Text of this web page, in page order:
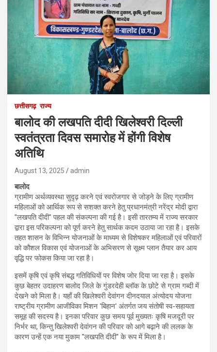
छत्तीसगढ़ राज्य
बालोद की लखपति दीदी खिलेश्वरी दिल्ली
स्वतंत्रता दिवस समारोह में होंगी विशेष
अतिथि
August 13, 2025 admin
बालोद
ग्रामीण अर्थव्यवस्था सुदृढ़ करने एवं स्वरोजगार से जोड़ने के लिए ग्रामीण
महिलाओं को आर्थिक रूप से सशक्त करने हेतु प्रधानमंत्री नरेंद्र मोदी द्वारा
"लखपति दीदी" पहल की संकल्पना की गई है। इसी तारतम्य में राज्य सरकार
द्वारा इस परिकल्पना को पूर्ण करने हेतु सार्थक कदम उठाया जा रहा है। इसके
तहत शासन के विभिन्न योजनाओं के माध्यम से विशेषकर महिलाओं एवं परिवारों
को कौशल विकास एवं योजनाओं के अभिसरण से सूक्ष्म प्लान तैयार कर आय
वृद्धि पर फोकस किया जा रहा है।
इसमें कृषि एवं कृषि संबद्ध गतिविधियों पर विशेष जोर दिया जा रहा है। इसके
कुछ बेहतर उदाहरण बालोद जिले के गुंडरदेही ब्लॉक के छोटे से ग्राम गब्दी में
देखने को मिला है। यहाँ की खिलेश्वरी देवांगन दीनदयाल अंत्योदय योजना
राष्ट्रीय ग्रामीण आजीविका मिशन 'बिहान' अंतर्गत जय संतोषी स्व-सहायता
समूह की सदस्य है। इनका परिवार कुछ समय पूर्व मुख्यतः कृषि मजदूरी पर
निर्भर था, किन्तु खिलेश्वरी देवांगन की परिवार को आगे बढ़ाने की ललक के
कारण उन्हें एक नया मुकाम "लखपति दीदी" के रूप में मिला है।